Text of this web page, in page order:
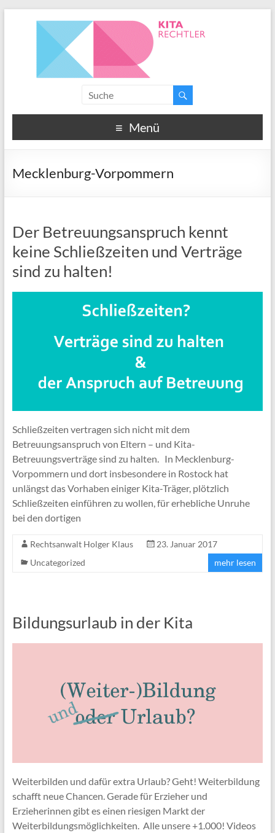
Menü
Mecklenburg-Vorpommern
Der Betreuungsanspruch kennt
keine Schließzeiten und Verträge
sind zu halten!
Schließzeiten vertragen sich nicht mit dem
Betreuungsanspruch von Eltern – und Kita-
Betreuungsverträge sind zu halten. In Mecklenburg-
Vorpommern und dort insbesondere in Rostock hat
unlängst das Vorhaben einiger Kita-Träger, plötzlich
Schließzeiten einführen zu wollen, für erhebliche Unruhe
bei den dortigen
Rechtsanwalt Holger Klaus
23. Januar 2017
Uncategorized
mehr lesen
Bildungsurlaub in der Kita
Weiterbilden und dafür extra Urlaub? Geht! Weiterbildung
schafft neue Chancen. Gerade für Erzieher und
Erzieherinnen gibt es einen riesigen Markt der
Weiterbildungsmöglichkeiten. Alle unsere +1.000! Videos